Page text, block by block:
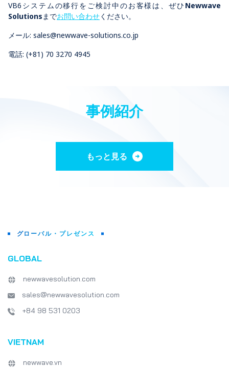
VB6システムの移行をご検討中のお客様は、ぜひ Newwave
Solutionsまでお問い合わせください。
メール: sales@newwave-solutions.co.jp
電話: (+81) 70 3270 4945
事例紹介
もっと見る
グローバル・プレゼンス
GLOBAL
newwavesolution.com
sales@newwavesolution.com
+84 98 531 0203
VIETNAM
newwave.vn